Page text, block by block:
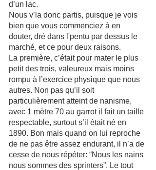
d’un lac.
Nous v’la donc partis, puisque je vois
bien que vous commenciez à en
douter, dré dans l'pentu par dessus le
marché, et ce pour deux raisons.
La première, c’était pour mater le plus
petit des trois, valeureux mais moins
rompu à l’exercice physique que nous
autres. Non pas qu’il soit
particulièrement atteint de nanisme,
avec 1 mètre 70 au garrot il fait un taille
respectable, surtout s’il était né en
1890. Bon mais quand on lui reproche
de ne pas être assez endurant, il n’a de
cesse de nous répéter: “Nous les nains
nous sommes des sprinters”. Le tout